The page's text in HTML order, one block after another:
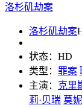
洛杉矶劫案
洛杉矶劫案
状态： HD
类型： 罪案
主演： 克里
莉·贝瑞 莫